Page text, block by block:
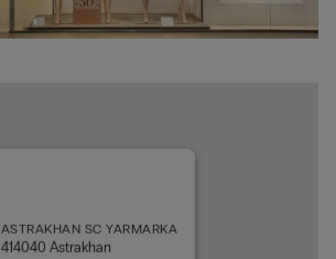
ASTRAKHAN SC YARMARKA
414040 Astrakhan